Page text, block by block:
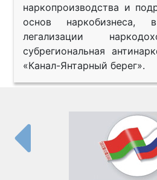
наркопроизводства и
основ наркобизнеса,
легализации
субрегиональная
«Канал-Янтарный берег».